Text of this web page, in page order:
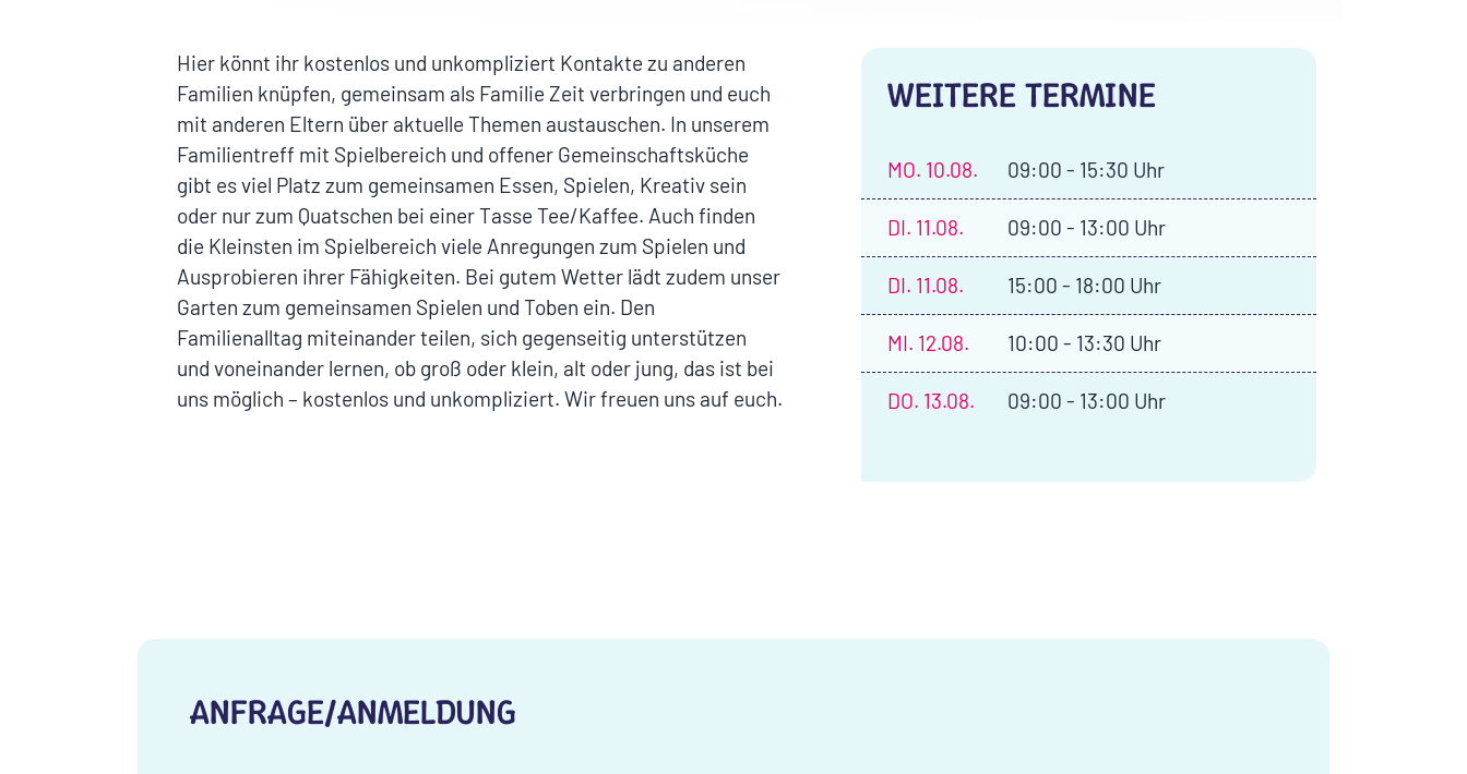
Hier könnt ihr kostenlos und unkompliziert Kontakte zu anderen
Familien knüpfen, gemeinsam als Familie Zeit verbringen und euch
mit anderen Eltern über aktuelle Themen austauschen. In unserem
Familientreff mit Spielbereich und offener Gemeinschaftsküche
gibt es viel Platz zum gemeinsamen Essen, Spielen, Kreativ sein
oder nur zum Quatschen bei einer Tasse Tee/Kaffee. Auch finden
die Kleinsten im Spielbereich viele Anregungen zum Spielen und
Ausprobieren ihrer Fähigkeiten. Bei gutem Wetter lädt zudem unser
Garten zum gemeinsamen Spielen und Toben ein. Den
Familienalltag miteinander teilen, sich gegenseitig unterstützen
und voneinander lernen, ob groß oder klein, alt oder jung, das ist bei
uns möglich – kostenlos und unkompliziert. Wir freuen uns auf euch.
WEITERE TERMINE
MO. 10.08. 09:00 - 15:30 Uhr
DI. 11.08. 09:00 - 13:00 Uhr
DI. 11.08. 15:00 - 18:00 Uhr
MI. 12.08. 10:00 - 13:30 Uhr
DO. 13.08. 09:00 - 13:00 Uhr
ANFRAGE/ANMELDUNG